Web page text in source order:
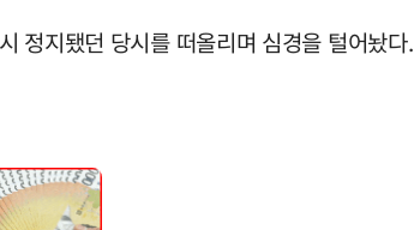
정지됐던 당시를 떠올리며 심경을 털어놨다.